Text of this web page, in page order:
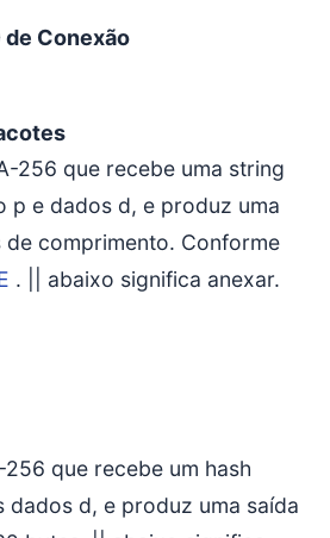
de Conexão
256 que recebe uma string
p e dados d, e produz uma
comprimento. Conforme
. || abaixo significa anexar.
256 que recebe um hash
dados d, e produz uma saída